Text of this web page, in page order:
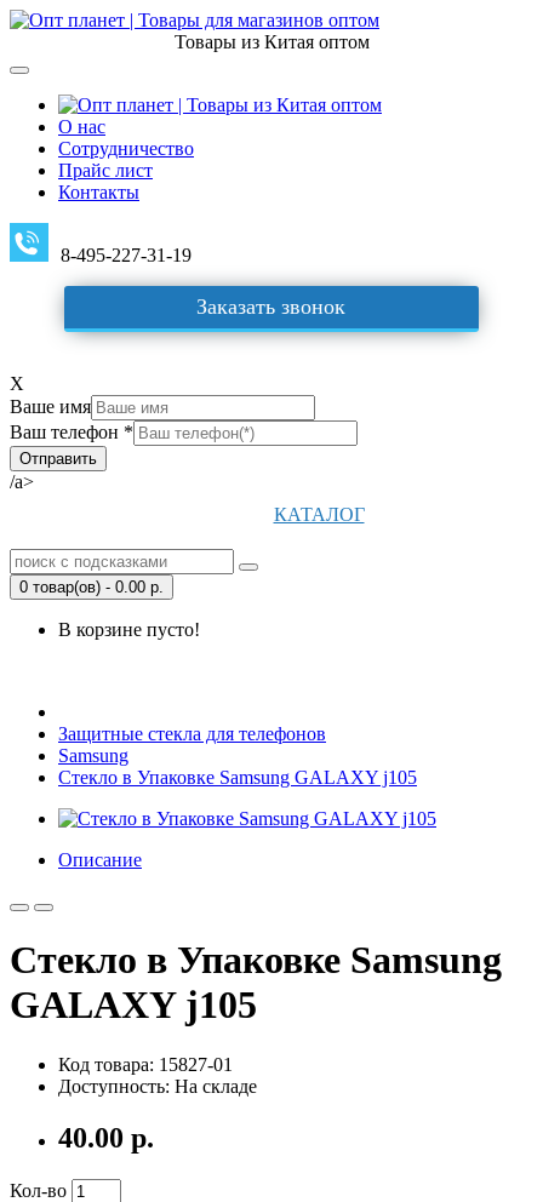
Товары из Китая оптом
О нас
Сотрудничество
Прайс лист
Контакты
8-495-227-31-19
Заказать звонок
X
Ваше имя
Ваш телефон *
/a>
КАТАЛОГ
0 товар(ов) - 0.00 р.
В корзине пусто!
Защитные стекла для телефонов
Samsung
Стекло в Упаковке Samsung GALAXY j105
Описание
Стекло в Упаковке Samsung
GALAXY j105
Код товара: 15827-01
Доступность: На складе
40.00 р.
Кол-во